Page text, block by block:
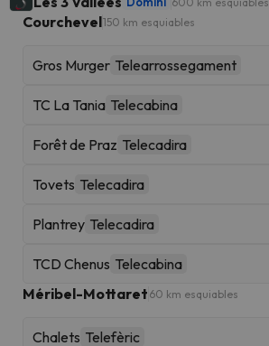
Courchevel150 km esquiables
Gros Murger Telearrossegament
TC La Tania Telecabina
Forêt de Praz Telecadira
Tovets Telecadira
Plantrey Telecadira
TCD Chenus Telecabina
Méribel-Mottaret 60 km esquiables
Chalets Telefèric